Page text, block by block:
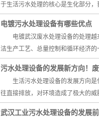
于生活污水处理的核心是生化部分
电镀污水处理设备有哪些优点
电镀武汉废水处理设备的处理越
洁生产工艺、总量控制和循环经济
污水处理设备的发展新方向！
生活污水处理设备的发展方向是
往直接排放，对环境造成了极大的
武汉工业污水处理设备的发展